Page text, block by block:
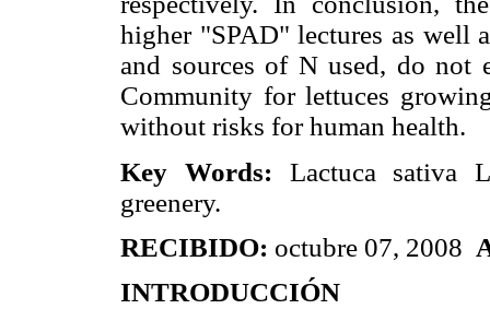
higher "SPAD" lectures as well
and sources of N used, do not
Community for lettuces
without risks for human health.
Key Words: Lactuca sativa
greenery.
RECIBIDO: octubre 07, 2008
INTRODUCCIÓN